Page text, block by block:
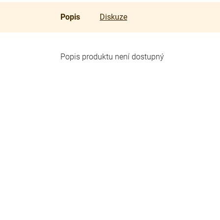
Popis Diskuze
Popis produktu není dostupný